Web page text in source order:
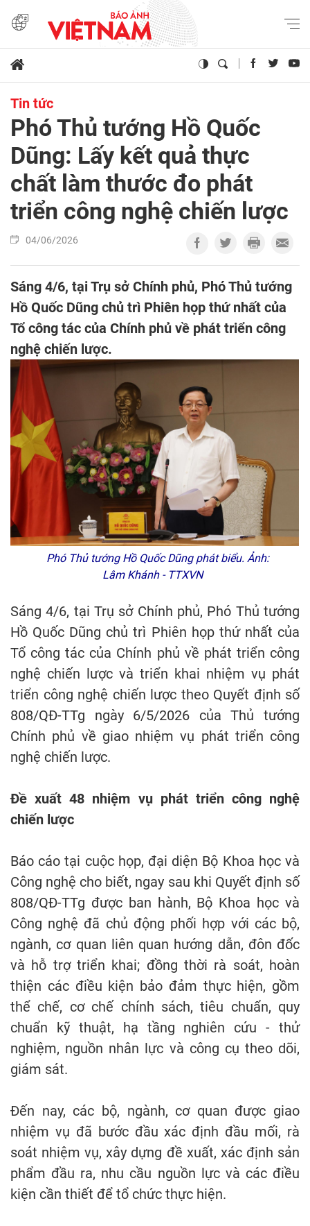
Tin tức
Phó Thủ tướng Hồ Quốc
Dũng: Lấy kết quả thực
chất làm thước đo phát
triển công nghệ chiến lược
04/06/2026
Sáng 4/6, tại Trụ sở Chính phủ, Phó Thủ tướng
Hồ Quốc Dũng chủ trì Phiên họp thứ nhất của
Tổ công tác của Chính phủ về phát triển công
nghệ chiến lược.
Phó Thủ tướng Hồ Quốc Dũng phát biểu. Ảnh:
Lâm Khánh - TTXVN
Sáng 4/6, tại Trụ sở Chính phủ, Phó Thủ tướng
Hồ Quốc Dũng chủ trì Phiên họp thứ nhất của
Tổ công tác của Chính phủ về phát triển công
nghệ chiến lược và triển khai nhiệm vụ phát
triển công nghệ chiến lược theo Quyết định số
808/QĐ-TTg ngày 6/5/2026 của Thủ tướng
Chính phủ về giao nhiệm vụ phát triển công
nghệ chiến lược.
Đề xuất 48 nhiệm vụ phát triển công nghệ
chiến lược
Báo cáo tại cuộc họp, đại diện Bộ Khoa học và
Công nghệ cho biết, ngay sau khi Quyết định số
808/QĐ-TTg được ban hành, Bộ Khoa học và
Công nghệ đã chủ động phối hợp với các bộ,
ngành, cơ quan liên quan hướng dẫn, đôn đốc
và hỗ trợ triển khai; đồng thời rà soát, hoàn
thiện các điều kiện bảo đảm thực hiện, gồm
thể chế, cơ chế chính sách, tiêu chuẩn, quy
chuẩn kỹ thuật, hạ tầng nghiên cứu - thử
nghiệm, nguồn nhân lực và công cụ theo dõi,
giám sát.
Đến nay, các bộ, ngành, cơ quan được giao
nhiệm vụ đã bước đầu xác định đầu mối, rà
soát nhiệm vụ, xây dựng đề xuất, xác định sản
phẩm đầu ra, nhu cầu nguồn lực và các điều
kiện cần thiết để tổ chức thực hiện.